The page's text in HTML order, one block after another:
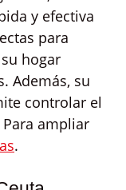
y efectiva
para
hogar
Además, su
controlar el
ampliar
.